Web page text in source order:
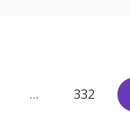
… 332